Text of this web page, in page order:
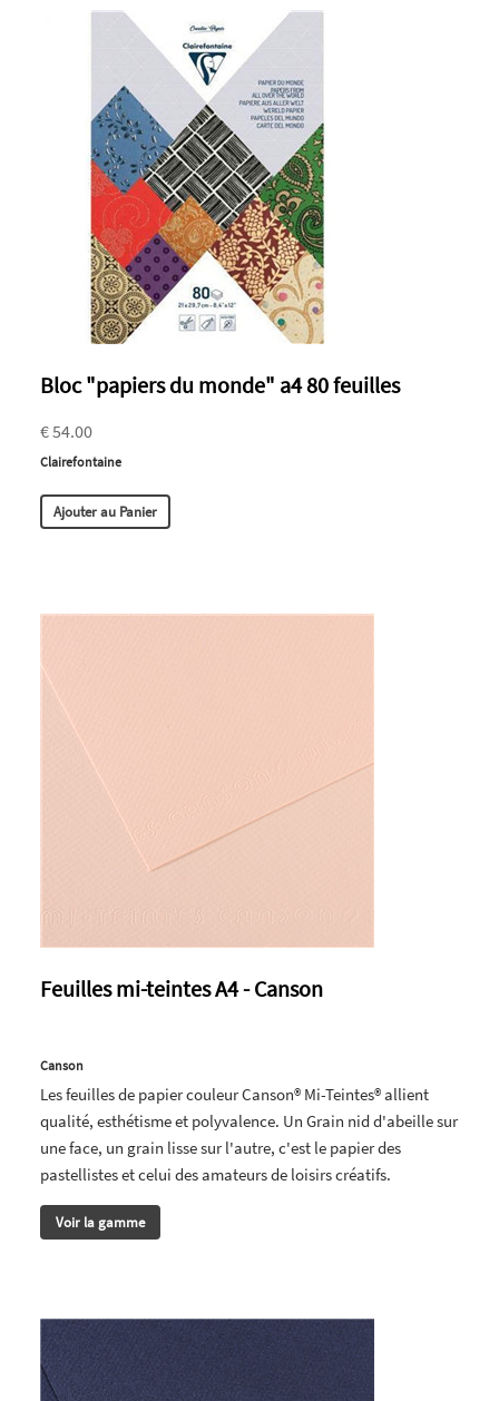
Bloc "papiers du monde" a4 80 feuilles
€ 54.00
Clairefontaine
Ajouter au Panier
Feuilles mi-teintes A4 - Canson
Canson
Les feuilles de papier couleur Canson® Mi-Teintes® allient
qualité, esthétisme et polyvalence. Un Grain nid d'abeille sur
une face, un grain lisse sur l'autre, c'est le papier des
pastellistes et celui des amateurs de loisirs créatifs.
Voir la gamme